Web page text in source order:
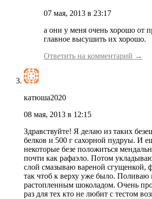
07 мая, 2013 в 23:17
а они у меня очень хорошо от
главное высушить их хорошо.
Ответить на комментарий →
катюша2020
08 мая, 2013 в 12:15
Здравствуйте! Я делаю из таких
белков и 500 г сахорной пудруы. И
некоторые безе положиться
почти как рафаэло. Потом
слой смазываю вареной сгущенкой,
так чтоб к верху уже было. Поливаю
растопленным шоколадом. Очень
раз для тех кто не любит с тестом